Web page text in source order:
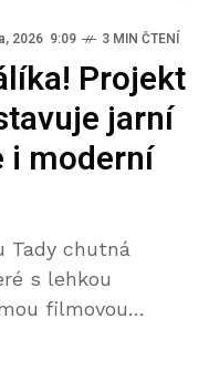
2026 9:09 3 MIN ČTENÍ
Projekt
jarní
i moderní
Tady chutná
s lehkou
filmovou